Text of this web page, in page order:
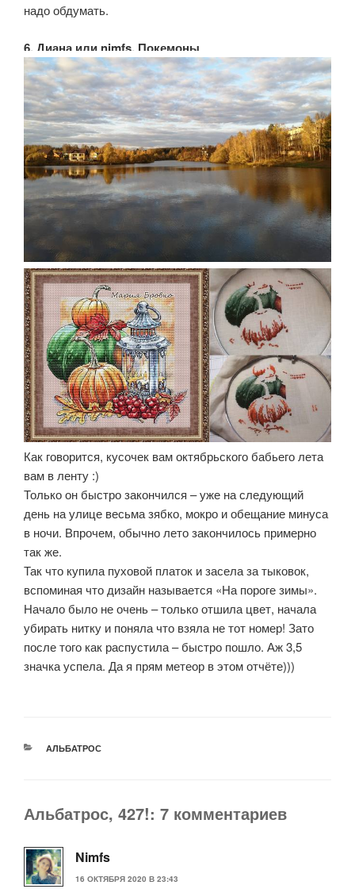
надо обдумать.
6. Диана или nimfs, Покемоны
Как говорится, кусочек вам октябрьского бабьего лета
вам в ленту :)
Только он быстро закончился – уже на следующий
день на улице весьма зябко, мокро и обещание минуса
в ночи. Впрочем, обычно лето закончилось примерно
так же.
Так что купила пуховой платок и засела за тыковок,
вспоминая что дизайн называется «На пороге зимы».
Начало было не очень – только отшила цвет, начала
убирать нитку и поняла что взяла не тот номер! Зато
после того как распустила – быстро пошло. Аж 3,5
значка успела. Да я прям метеор в этом отчёте)))
РУБРИКИ
АЛЬБАТРОС
Альбатрос, 427!: 7 комментариев
Nimfs
16 ОКТЯБРЯ 2020 В 23:43